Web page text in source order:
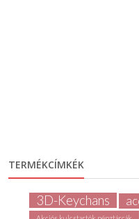
TERMÉKCÍMKÉK
3D-Keychans